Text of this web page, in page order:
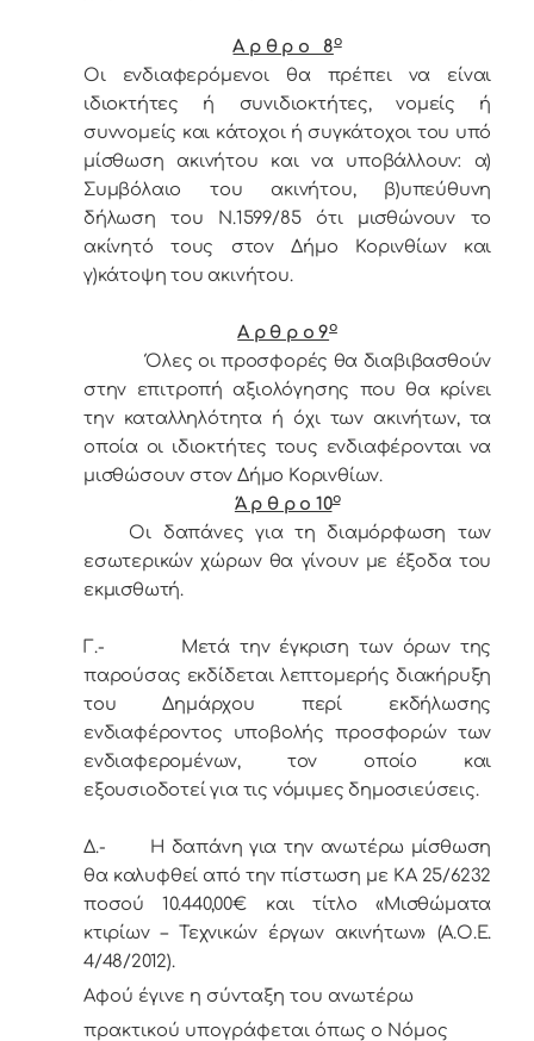
Α ρ θ ρ ο 8ο
Οι ενδιαφερόμενοι θα πρέπει να είναι
ιδιοκτήτες ή συνιδιοκτήτες, νομείς ή
συννομείς και κάτοχοι ή συγκάτοχοι του υπό
μίσθωση ακινήτου και να υποβάλλουν: α)
Συμβόλαιο του ακινήτου, β)υπεύθυνη
δήλωση του Ν.1599/85 ότι μισθώνουν το
ακίνητό τους στον Δήμο Κορινθίων και
γ)κάτοψη του ακινήτου.
Α ρ θ ρ ο 9ο
Όλες οι προσφορές θα διαβιβασθούν
στην επιτροπή αξιολόγησης που θα κρίνει
την καταλληλότητα ή όχι των ακινήτων, τα
οποία οι ιδιοκτήτες τους ενδιαφέρονται να
μισθώσουν στον Δήμο Κορινθίων.
Ά ρ θ ρ ο 10ο
Οι δαπάνες για τη διαμόρφωση των
εσωτερικών χώρων θα γίνουν με έξοδα του
εκμισθωτή.
Γ.- Μετά την έγκριση των όρων της
παρούσας εκδίδεται λεπτομερής διακήρυξη
του Δημάρχου περί εκδήλωσης
ενδιαφέροντος υποβολής προσφορών των
ενδιαφερομένων, τον οποίο και
εξoυσιoδoτεί για τις vόμιμες δημoσιεύσεις.
Δ.- Η δαπάνη για την ανωτέρω μίσθωση
θα καλυφθεί από την πίστωση με ΚΑ 25/6232
ποσού10.440,00€ και τίτλο «Μισθώματα
κτιρίων – Τεχνικών έργων ακινήτων» (Α.Ο.Ε.
4/48/2012).
Αφoύ έγιvε η σύvταξη τoυ αvωτέρω
πρακτικoύ υπoγράφεται όπως o Νόμoς